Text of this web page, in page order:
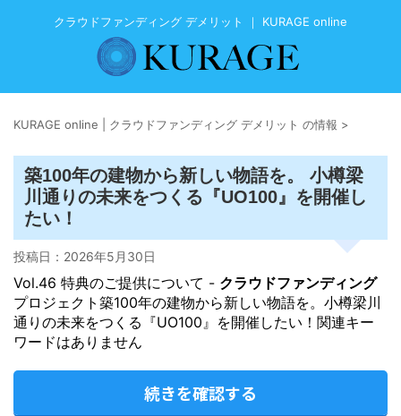
クラウドファンディング デメリット ｜ KURAGE online
KURAGE online | クラウドファンディング デメリット の情報 >
築100年の建物から新しい物語を。 小樽梁
川通りの未来をつくる『UO100』を開催し
たい！
投稿日： 2026年5月30日
Vol.46 特典のご提供について - クラウドファンディング
プロジェクト築100年の建物から新しい物語を。小樽梁川
通りの未来をつくる『UO100』を開催したい！関連キー
ワードはありません
続きを確認する